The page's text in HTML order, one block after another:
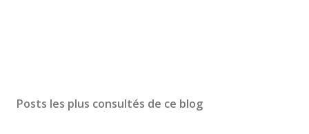
Posts les plus consultés de ce blog